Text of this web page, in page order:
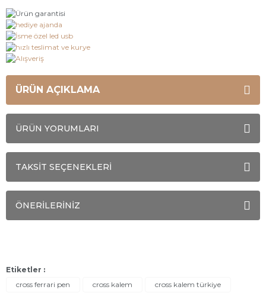
ÜRÜN AÇIKLAMA
ÜRÜN YORUMLARI
TAKSİT SEÇENEKLERİ
ÖNERİLERİNİZ
Etiketler :
cross ferrari pen
cross kalem
cross kalem türkiye